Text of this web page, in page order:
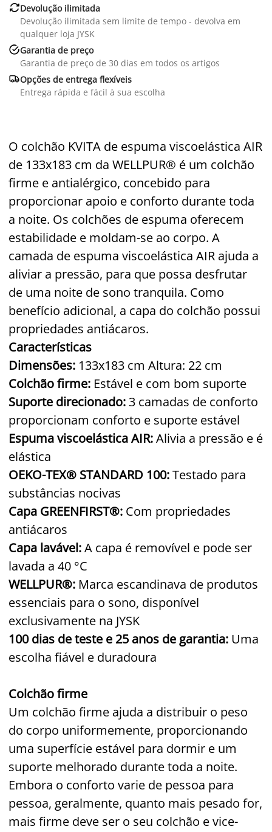
Devolução ilimitada
Devolução ilimitada sem limite de tempo - devolva em
qualquer loja JYSK
Garantia de preço
Garantia de preço de 30 dias em todos os artigos
Opções de entrega flexíveis
Entrega rápida e fácil à sua escolha
O colchão KVITA de espuma viscoelástica AIR
de 133x183 cm da WELLPUR® é um colchão
firme e antialérgico, concebido para
proporcionar apoio e conforto durante toda
a noite. Os colchões de espuma oferecem
estabilidade e moldam-se ao corpo. A
camada de espuma viscoelástica AIR ajuda a
aliviar a pressão, para que possa desfrutar
de uma noite de sono tranquila. Como
benefício adicional, a capa do colchão possui
propriedades antiácaros.
Características
Dimensões: 133x183 cm Altura: 22 cm
Colchão firme: Estável e com bom suporte
Suporte direcionado:3 camadas de conforto
proporcionam conforto e suporte estável
Espuma viscoelástica AIR:Alivia a pressão e é
elástica
OEKO-TEX® STANDARD 100:Testado para
substâncias nocivas
Capa GREENFIRST®: Com propriedades
antiácaros
Capa lavável:A capa é removível e pode ser
lavada a 40 °C
WELLPUR®: Marca escandinava de produtos
essenciais para o sono, disponível
exclusivamente na JYSK
100 dias de teste e 25 anos de garantia: Uma
escolha fiável e duradoura
Colchão firme
Um colchão firme ajuda a distribuir o peso
do corpo uniformemente, proporcionando
uma superfície estável para dormir e um
suporte melhorado durante toda a noite.
Embora o conforto varie de pessoa para
pessoa, geralmente, quanto mais pesado for,
mais firme deve ser o seu colchão e vice-